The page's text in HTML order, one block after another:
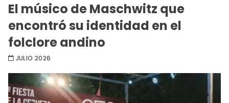
El músico de Maschwitz que
encontró su identidad en el
folclore andino
JULIO 2026